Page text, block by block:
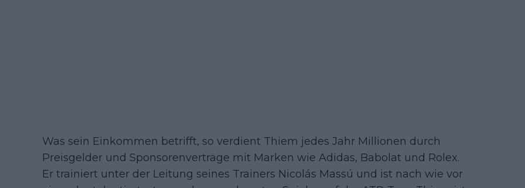
Was sein Einkommen betrifft, so verdient Thiem jedes Jahr Millionen durch
Preisgelder und Sponsorenverträge mit Marken wie Adidas, Babolat und Rolex.
Er trainiert unter der Leitung seines Trainers Nicolás Massú und ist nach wie vor